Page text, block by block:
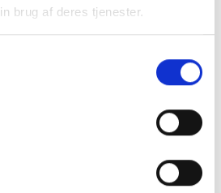
brug af deres tjenester.